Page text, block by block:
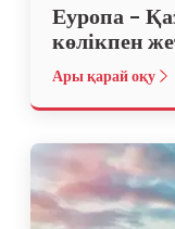
Еуропа –
көлікпен
Ары қарай оқу